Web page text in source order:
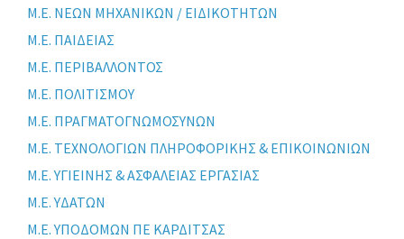
Μ.Ε. ΝΕΩΝ ΜΗΧΑΝΙΚΩΝ / ΕΙΔΙΚΟΤΗΤΩΝ
Μ.Ε. ΠΑΙΔΕΙΑΣ
Μ.Ε. ΠΕΡΙΒΑΛΛΟΝΤΟΣ
Μ.Ε. ΠΟΛΙΤΙΣΜΟΥ
Μ.Ε. ΠΡΑΓΜΑΤΟΓΝΩΜΟΣΥΝΩΝ
Μ.Ε. ΤΕΧΝΟΛΟΓΙΩΝ ΠΛΗΡΟΦΟΡΙΚΗΣ & ΕΠΙΚΟΙΝΩΝΙΩΝ
Μ.Ε. ΥΓΙΕΙΝΗΣ & ΑΣΦΑΛΕΙΑΣ ΕΡΓΑΣΙΑΣ
Μ.Ε. ΥΔΑΤΩΝ
Μ.Ε. ΥΠΟΔΟΜΩΝ ΠΕ ΚΑΡΔΙΤΣΑΣ